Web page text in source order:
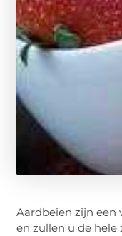
Aardbeien zijn een
en zullen u de